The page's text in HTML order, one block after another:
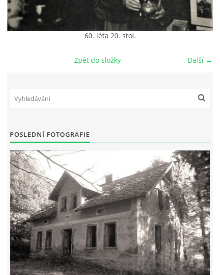
DŮL NA SLÍDU (NA KOLE)
města Domažlice.
© 2026 eStránky.cz |Aktualizováno: 17. 7. 2026 |Nahoru ↑
60. léta 20. stol.
Další →
Zpět do složky
POSLEDNÍ FOTOGRAFIE